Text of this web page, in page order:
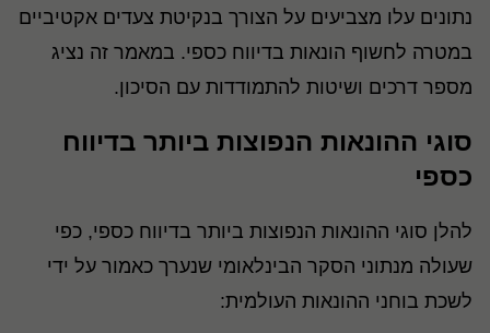
נתונים עלו מצביעים על הצורך בנקיטת צעדים אקטיביים
במטרה לחשוף הונאות בדיווח כספי. במאמר זה נציג
מספר דרכים ושיטות להתמודדות עם הסיכון.
סוגי ההונאות הנפוצות ביותר בדיווח
כספי
להלן סוגי ההונאות הנפוצות ביותר בדיווח כספי, כפי
שעולה מנתוני הסקר הבינלאומי שנערך כאמור על ידי
לשכת בוחני ההונאות העולמית: